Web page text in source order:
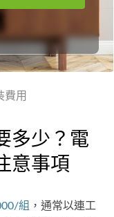
費用
多少？電
意事項
組 ，通常以連工